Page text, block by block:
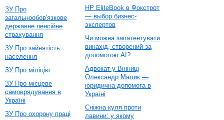
ЗУ Про
загальнообов'язкове
державне пенсійне
страхування
ЗУ Про зайнятість
населення
ЗУ Про міліцію
ЗУ Про місцеве
самоврядування в
Україні
ЗУ Про охорону праці
HP EliteBook в Фокстрот
— выбор бизнес-
экспертов
Чи можна запатентувати
винахід, створений за
допомогою AI?
Адвокат у Вінниці
Олександр Малик —
юридична допомога в
Україні
Сніжна куля проти
лавини: у якому